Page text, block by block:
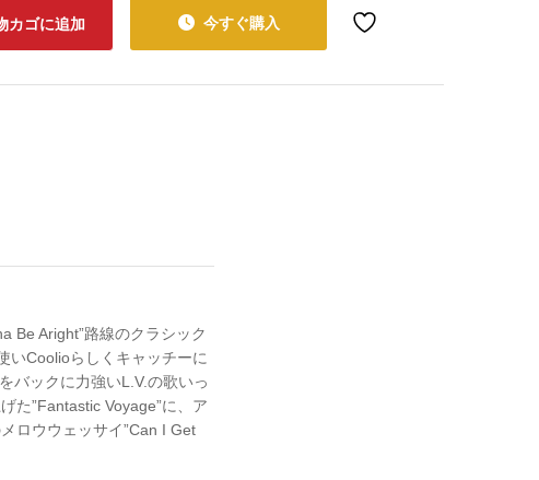
カゴに追加 今すぐ購入
Be Aright”路線のクラシック
いCoolioらしくキャッチーに
バックに力強いL.V.の歌いっ
た”Fantastic Voyage”に、ア
ロウウェッサイ”Can I Get